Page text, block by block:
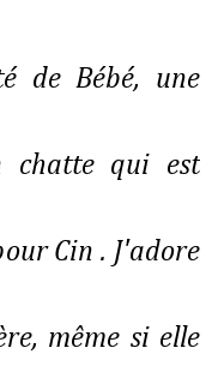
de Bébé, une
chatte qui est
Cin . J'adore
même si elle